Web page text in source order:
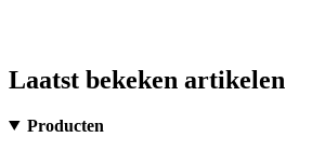
Laatst bekeken artikelen
Producten